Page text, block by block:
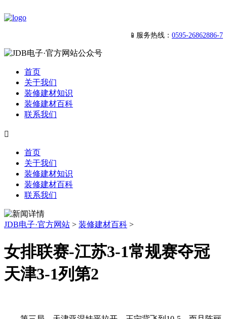
📱服务热线： 0595-26862886-7
首页
关于我们
装修建材知识
装修建材百科
联系我们

首页
关于我们
装修建材知识
装修建材百科
联系我们
JDB电子·官方网站 > 装修建材百科 >
女排联赛-江苏3-1常规赛夺冠
天津3-1列第2